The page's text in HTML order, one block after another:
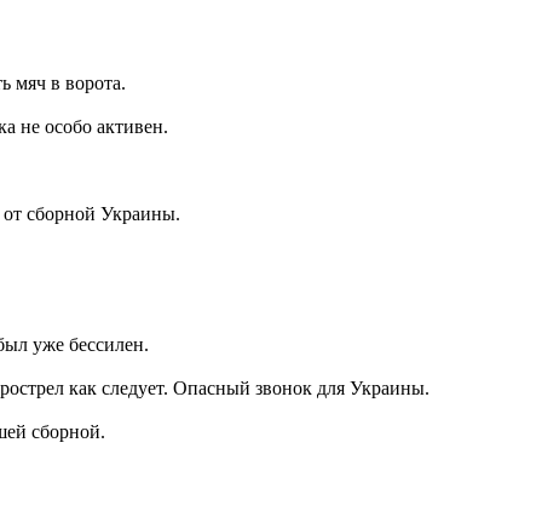
мяч в ворота.
не особо активен.
сборной Украины.
уже бессилен.
как следует. Опасный звонок для Украины.
сборной.